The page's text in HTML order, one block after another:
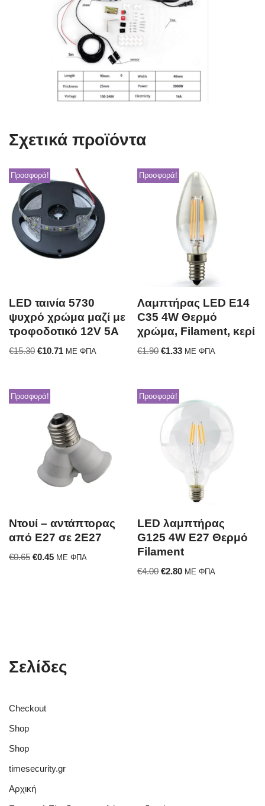
Σχετικά προϊόντα
Προσφορά!
LED ταινία 5730
ψυχρό χρώμα μαζί με
τροφοδοτικό 12V 5A
€15.30 €10.71 ΜΕ ΦΠΑ
Προσφορά!
Λαμπτήρας LED E14
C35 4W Θερμό
χρώμα, Filament, κερί
€1.90 €1.33 ΜΕ ΦΠΑ
Προσφορά!
Ντουί – αντάπτορας
από E27 σε 2E27
€0.65 €0.45 ΜΕ ΦΠΑ
Προσφορά!
LED λαμπτήρας
G125 4W E27 Θερμό
Filament
€4.00 €2.80 ΜΕ ΦΠΑ
Σελίδες
Checkout
Shop
Shop
timesecurity.gr
Αρχική